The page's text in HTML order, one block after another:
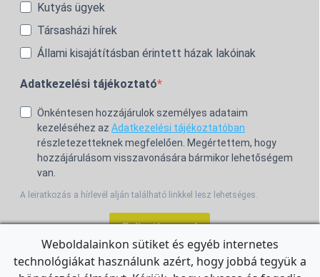
Kutyás ügyek
Társasházi hírek
Állami kisajátításban érintett házak lakóinak
Adatkezelési tájékoztató
Önkéntesen hozzájárulok személyes adataim
kezeléséhez az Adatkezelési tájékoztatóban
részletezetteknek megfelelően. Megértettem, hogy
hozzájárulásom visszavonására bármikor lehetőségem
van.
A leiratkozás a hírlevél alján található linkkel lesz lehetséges.
Feliratkozom!
Weboldalainkon sütiket és egyéb internetes
technológiákat használunk azért, hogy jobbá tegyük a